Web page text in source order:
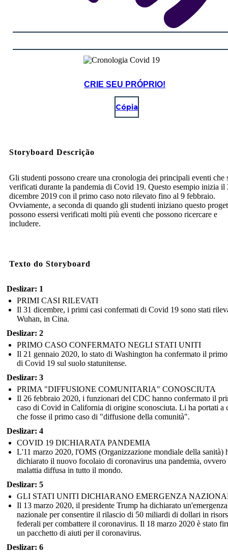
CRIE SEU PRÓPRIO!
Cópia
Storyboard Descrição
Gli studenti possono creare una cronologia dei principali eventi che
verificati durante la pandemia di Covid 19. Questo esempio inizia il
dicembre 2019 con il primo caso noto rilevato fino al 9 febbraio.
Ovviamente, a seconda di quando gli studenti iniziano questo
possono essersi verificati molti più eventi che possono ricercare e
includere.
Texto do Storyboard
Deslizar: 1
PRIMI CASI RILEVATI
Il 31 dicembre, i primi casi confermati di Covid 19 sono stati
Wuhan, in Cina.
Deslizar: 2
PRIMO CASO CONFERMATO NEGLI STATI UNITI
Il 21 gennaio 2020, lo stato di Washington ha confermato il
di Covid 19 sul suolo statunitense.
Deslizar: 3
PRIMA "DIFFUSIONE COMUNITARIA" CONOSCIUTA
Il 26 febbraio 2020, i funzionari del CDC hanno confermato il
caso di Covid in California di origine sconosciuta. Li ha portati a
che fosse il primo caso di "diffusione della comunità".
Deslizar: 4
COVID 19 DICHIARATA PANDEMIA
L'11 marzo 2020, l'OMS (Organizzazione mondiale della sanità)
dichiarato il nuovo focolaio di coronavirus una pandemia, ovvero
malattia diffusa in tutto il mondo.
Deslizar: 5
GLI STATI UNITI DICHIARANO EMERGENZA
Il 13 marzo 2020, il presidente Trump ha dichiarato un'emergenza
nazionale per consentire il rilascio di 50 miliardi di dollari in
federali per combattere il coronavirus. Il 18 marzo 2020 è stato
un pacchetto di aiuti per il coronavirus.
Deslizar: 6